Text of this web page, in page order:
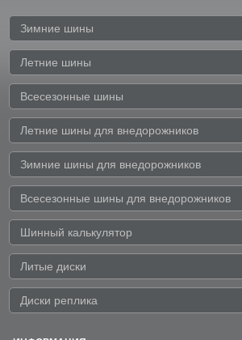
Зимние шины
Летние шины
Всесезонные шины
Летние шины для внедорожников
Зимние шины для внедорожников
Всесезонные шины для внедорожников
Шинный калькулятор
Литые диски
Диски реплика